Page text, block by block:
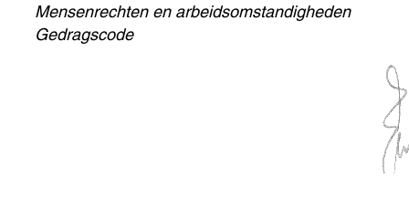
Mensenrechten en arbeidsomstandigheden
Gedragscode